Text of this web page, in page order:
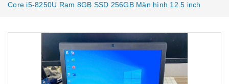
Core i5-8250U Ram 8GB SSD 256GB Màn hình 12.5 inch